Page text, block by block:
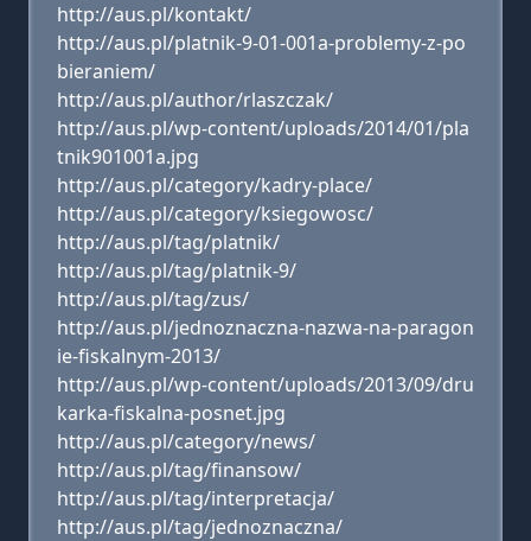
http://aus.pl/kontakt/
http://aus.pl/platnik-9-01-001a-problemy-z-po
bieraniem/
http://aus.pl/author/rlaszczak/
http://aus.pl/wp-content/uploads/2014/01/pla
tnik901001a.jpg
http://aus.pl/category/kadry-place/
http://aus.pl/category/ksiegowosc/
http://aus.pl/tag/platnik/
http://aus.pl/tag/platnik-9/
http://aus.pl/tag/zus/
http://aus.pl/jednoznaczna-nazwa-na-paragon
ie-fiskalnym-2013/
http://aus.pl/wp-content/uploads/2013/09/dru
karka-fiskalna-posnet.jpg
http://aus.pl/category/news/
http://aus.pl/tag/finansow/
http://aus.pl/tag/interpretacja/
http://aus.pl/tag/jednoznaczna/